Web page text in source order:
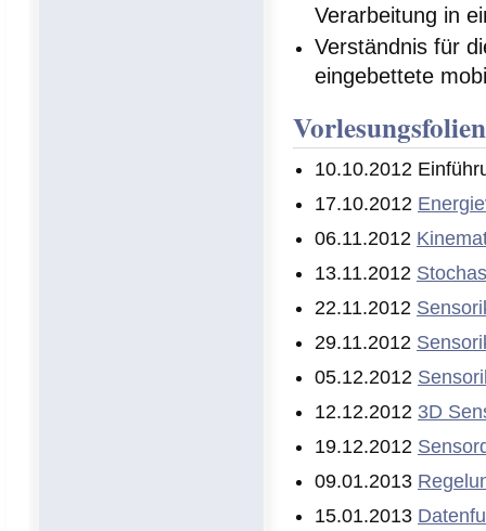
Verarbeitung in
Verständnis für
eingebettete
10.10.2012
17.10.2012
06.11.2012
13.11.2012
22.11.2012
29.11.2012
05.12.2012
12.12.2012 3D
19.12.2012
09.01.2013
15.01.2013